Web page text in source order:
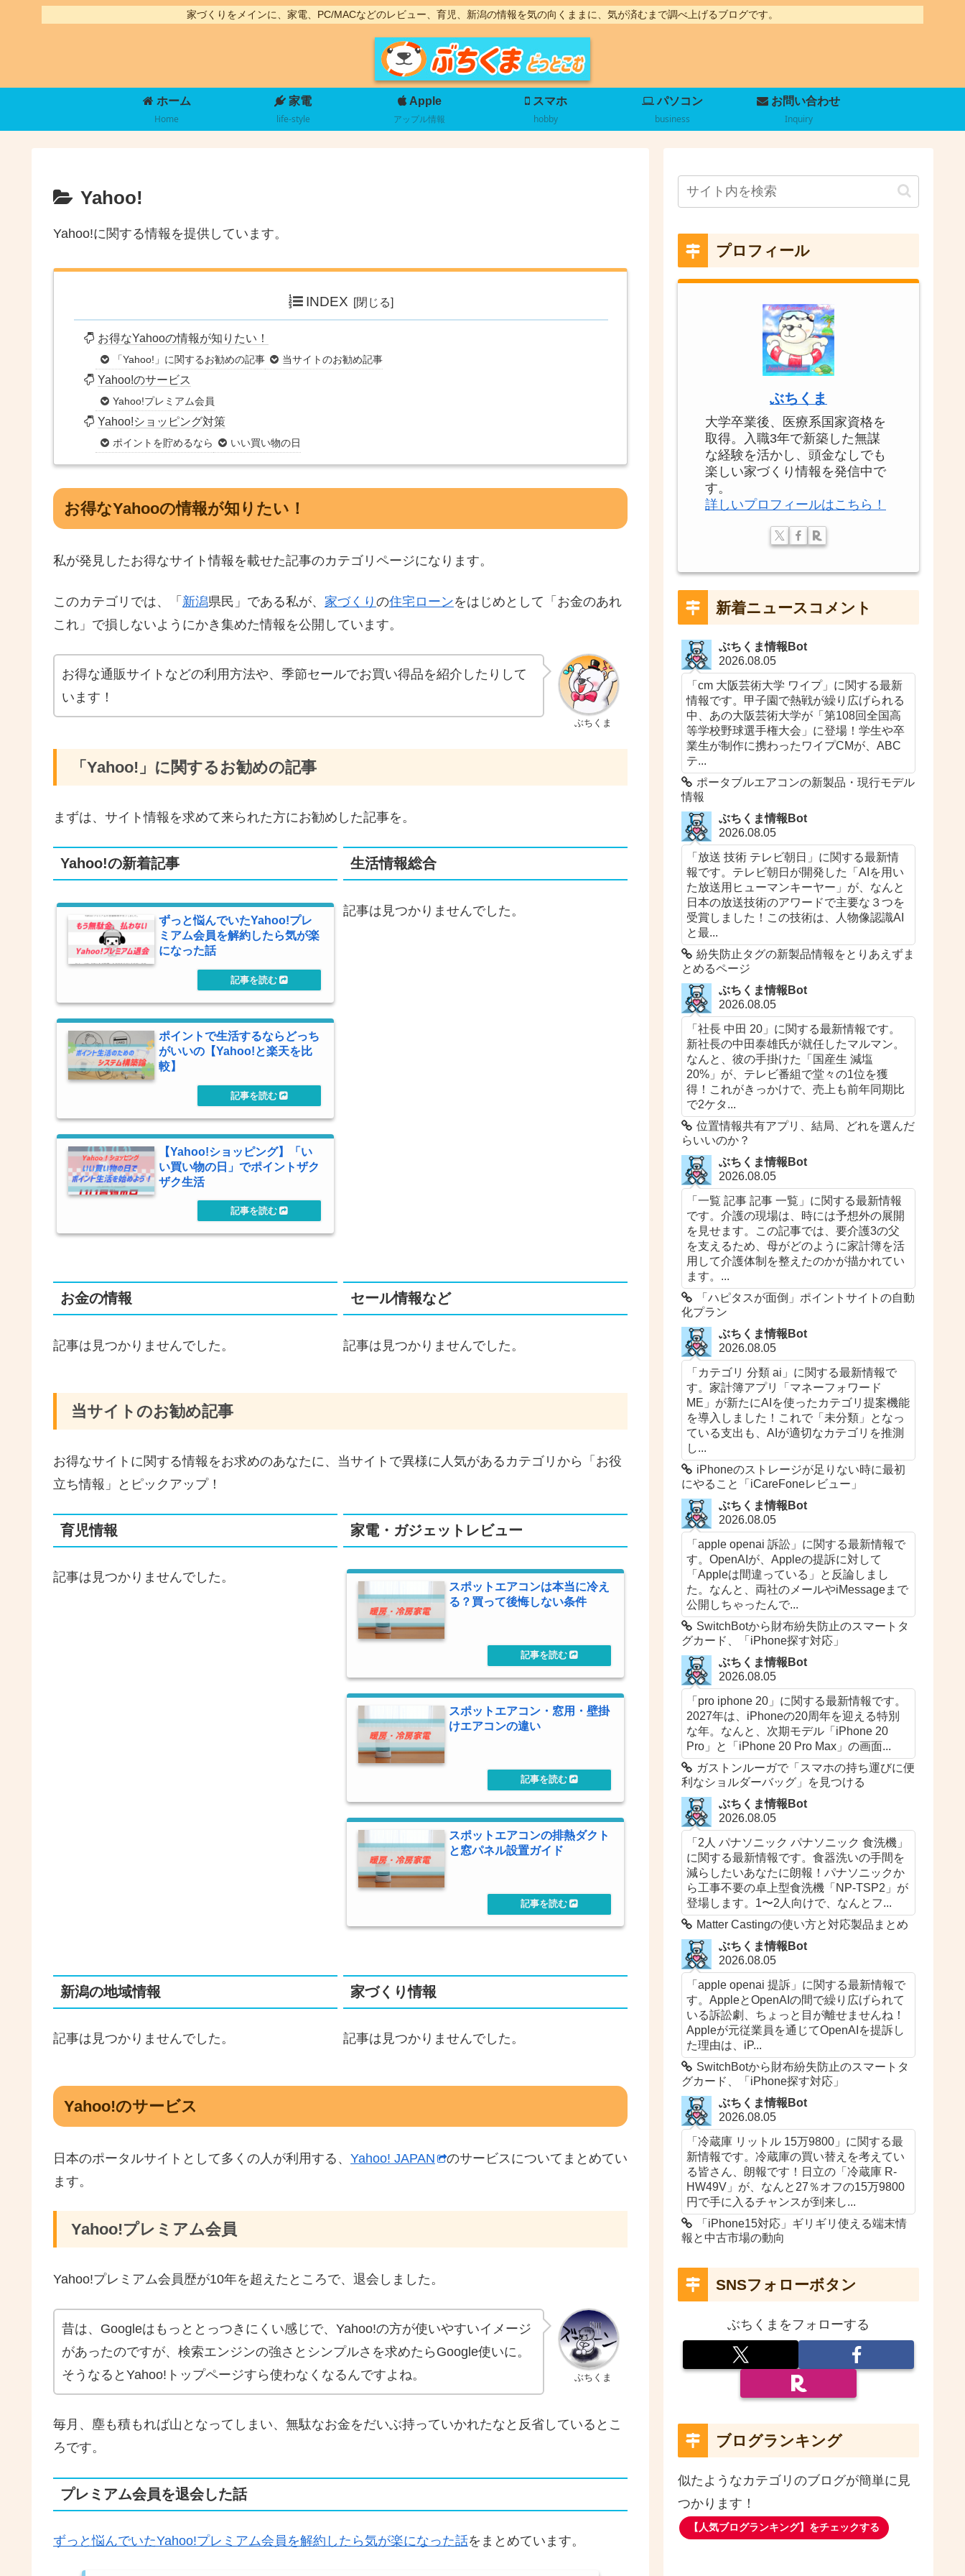
家づくりをメインに、家電、PC/MACなどのレビュー、育児、新潟の情報を気の向くままに、気が済むまで調べ上げるブログです。
ホーム
Home
家電
life-style
Apple
アップル情報
スマホ
hobby
パソコン
business
お問い合わせ
Inquiry
Yahoo!
Yahoo!に関する情報を提供しています。
INDEX
お得なYahooの情報が知りたい！
「Yahoo!」に関するお勧めの記事 当サイトのお勧め記事
Yahoo!のサービス
Yahoo!プレミアム会員
Yahoo!ショッピング対策
ポイントを貯めるなら いい買い物の日
お得なYahooの情報が知りたい！
私が発見したお得なサイト情報を載せた記事のカテゴリページになります。
このカテゴリでは、「 新潟県民」である私が、 家づくり の住宅ローンをはじめとして「お金のあれ
これ」で損しないようにかき集めた情報を公開しています。
ぶちくま
お得な通販サイトなどの利用方法や、季節セールでお買い得品を紹介したりして
います！
「Yahoo!」に関するお勧めの記事
まずは、サイト情報を求めて来られた方にお勧めした記事を。
Yahoo!の新着記事
ずっと悩んでいたYahoo!プレ
ミアム会員を解約したら気が楽
になった話
ポイントで生活するならどっち
がいいの【Yahoo!と楽天を比
較】
【Yahoo!ショッピング】「い
い買い物の日」でポイントザク
ザク生活
生活情報総合
記事は見つかりませんでした。
お金の情報
記事は見つかりませんでした。
セール情報など
記事は見つかりませんでした。
当サイトのお勧め記事
お得なサイトに関する情報をお求めのあなたに、当サイトで異様に人気があるカテゴリから「お役
立ち情報」とピックアップ！
育児情報
記事は見つかりませんでした。
家電・ガジェットレビュー
スポットエアコンは本当に冷え
る？買って後悔しない条件
スポットエアコン・窓用・壁掛
けエアコンの違い
スポットエアコンの排熱ダクト
と窓パネル設置ガイド
新潟の地域情報
記事は見つかりませんでした。
家づくり情報
記事は見つかりませんでした。
Yahoo!のサービス
日本のポータルサイトとして多くの人が利用する、 Yahoo! JAPAN
のサービスについてまとめてい
ます。
Yahoo!プレミアム会員
Yahoo!プレミアム会員歴が10年を超えたところで、退会しました。
ぶちくま
昔は、Googleはもっととっつきにくい感じで、Yahoo!の方が使いやすいイメージ
があったのですが、検索エンジンの強さとシンプルさを求めたらGoogle使いに。
そうなるとYahoo!トップページすら使わなくなるんですよね。
毎月、塵も積もれば山となってしまい、無駄なお金をだいぶ持っていかれたなと反省しているとこ
ろです。
プレミアム会員を退会した話
ずっと悩んでいたYahoo!プレミアム会員を解約したら気が楽になった話をまとめています。
プロフィール
ぶちくま
大学卒業後、医療系国家資格を
取得。入職3年で新築した無謀
な経験を活かし、頭金なしでも
楽しい家づくり情報を発信中で
す。
詳しいプロフィールはこちら！
新着ニュースコメント
ぶちくま情報Bot
2026.08.05
「cm 大阪芸術大学 ワイプ」に関する最新
情報です。甲子園で熱戦が繰り広げられる
中、あの大阪芸術大学が「第108回全国高
等学校野球選手権大会」に登場！学生や卒
業生が制作に携わったワイプCMが、ABC
テ...
ポータブルエアコンの新製品・現行モデル
情報
ぶちくま情報Bot
2026.08.05
「放送 技術 テレビ朝日」に関する最新情
報です。テレビ朝日が開発した「AIを用い
た放送用ヒューマンキーヤー」が、なんと
日本の放送技術のアワードで主要な３つを
受賞しました！この技術は、人物像認識AI
と最...
紛失防止タグの新製品情報をとりあえずま
とめるページ
ぶちくま情報Bot
2026.08.05
「社長 中田 20」に関する最新情報です。
新社長の中田泰雄氏が就任したマルマン。
なんと、彼の手掛けた「国産生 減塩
20%」が、テレビ番組で堂々の1位を獲
得！これがきっかけで、売上も前年同期比
で2ケタ...
位置情報共有アプリ、結局、どれを選んだ
らいいのか？
ぶちくま情報Bot
2026.08.05
「一覧 記事 記事 一覧」に関する最新情報
です。介護の現場は、時には予想外の展開
を見せます。この記事では、要介護3の父
を支えるため、母がどのように家計簿を活
用して介護体制を整えたのかが描かれてい
ます。...
「ハピタスが面倒」ポイントサイトの自動
化プラン
ぶちくま情報Bot
2026.08.05
「カテゴリ 分類 ai」に関する最新情報で
す。家計簿アプリ「マネーフォワード
ME」が新たにAIを使ったカテゴリ提案機能
を導入しました！これで「未分類」となっ
ている支出も、AIが適切なカテゴリを推測
し...
iPhoneのストレージが足りない時に最初
にやること「iCareFoneレビュー」
ぶちくま情報Bot
2026.08.05
「apple openai 訴訟」に関する最新情報で
す。OpenAIが、Appleの提訴に対して
「Appleは間違っている」と反論しまし
た。なんと、両社のメールやiMessageまで
公開しちゃったんで...
SwitchBotから財布紛失防止のスマートタ
グカード、「iPhone探す対応」
ぶちくま情報Bot
2026.08.05
「pro iphone 20」に関する最新情報です。
2027年は、iPhoneの20周年を迎える特別
な年。なんと、次期モデル「iPhone 20
Pro」と「iPhone 20 Pro Max」の画面...
ガストンルーガで「スマホの持ち運びに便
利なショルダーバッグ」を見つける
ぶちくま情報Bot
2026.08.05
「2人 パナソニック パナソニック 食洗機」
に関する最新情報です。食器洗いの手間を
減らしたいあなたに朗報！パナソニックか
ら工事不要の卓上型食洗機「NP-TSP2」が
登場します。1〜2人向けで、なんとフ...
Matter Castingの使い方と対応製品まとめ
ぶちくま情報Bot
2026.08.05
「apple openai 提訴」に関する最新情報で
す。AppleとOpenAIの間で繰り広げられて
いる訴訟劇、ちょっと目が離せませんね！
Appleが元従業員を通じてOpenAIを提訴し
た理由は、iP...
SwitchBotから財布紛失防止のスマートタ
グカード、「iPhone探す対応」
ぶちくま情報Bot
2026.08.05
「冷蔵庫 リットル 15万9800」に関する最
新情報です。冷蔵庫の買い替えを考えてい
る皆さん、朗報です！日立の「冷蔵庫 R-
HW49V」が、なんと27％オフの15万9800
円で手に入るチャンスが到来し...
「iPhone15対応」ギリギリ使える端末情
報と中古市場の動向
SNSフォローボタン
ぶちくまをフォローする
ブログランキング
似たようなカテゴリのブログが簡単に見
つかります！
【人気ブログランキング】をチェックする